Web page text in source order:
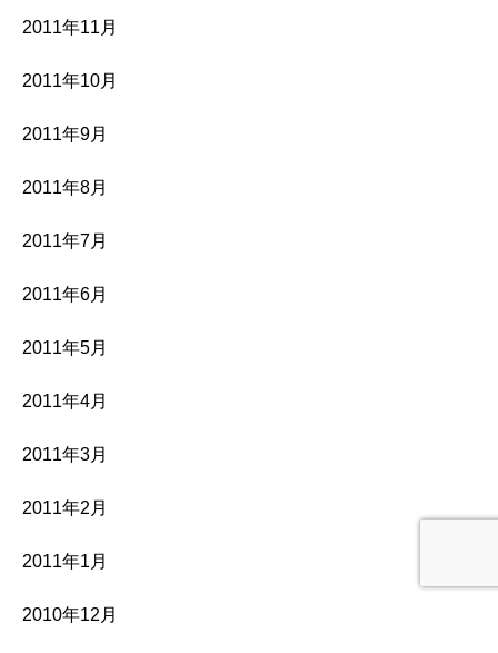
2011年11月
2011年10月
2011年9月
2011年8月
2011年7月
2011年6月
2011年5月
2011年4月
2011年3月
2011年2月
2011年1月
2010年12月